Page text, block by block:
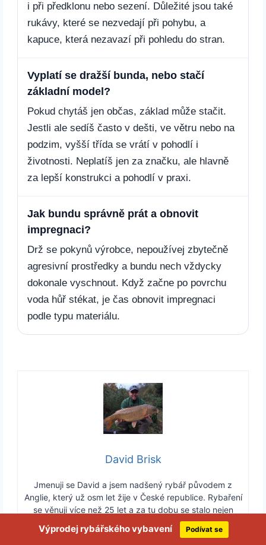
i při předklonu nebo sezení. Důležité jsou také
rukávy, které se nezvedají při pohybu, a
kapuce, která nezavazí při pohledu do stran.
Vyplatí se dražší bunda, nebo stačí
základní model?
Pokud chytáš jen občas, základ může stačit.
Jestli ale sedíš často v dešti, ve větru nebo na
podzim, vyšší třída se vrátí v pohodlí i
životnosti. Neplatíš jen za značku, ale hlavně
za lepší konstrukci a pohodlí v praxi.
Jak bundu správně prát a obnovit
impregnaci?
Drž se pokynů výrobce, nepoužívej zbytečně
agresivní prostředky a bundu nech vždycky
dokonale vyschnout. Když začne po povrchu
voda hůř stékat, je čas obnovit impregnaci
podle typu materiálu.
David Brisk
Jmenuji se David a jsem nadšený rybář původem z
Anglie, který už osm let žije v České republice. Rybaření
se věnuji více než 25 let a za tu dobu se stalo nejen
mým velkým koníčkem, ale i důležitou součástí života.
Od chvíle, kdy jsem se sem přestěhoval, jsem se naplno
Výprodej rybářského vybavení Podívat se